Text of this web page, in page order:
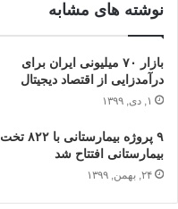
نوشته های مشابه
بازار ۷۰ میلیونی ایران برای
درآمدزایی از اقتصاد دیجیتال
۱, دی, ۱۳۹۹
۹ پروژه بیمارستانی با ۸۲۲ تخت
بیمارستانی افتتاح شد
۲۴, بهمن, ۱۳۹۹